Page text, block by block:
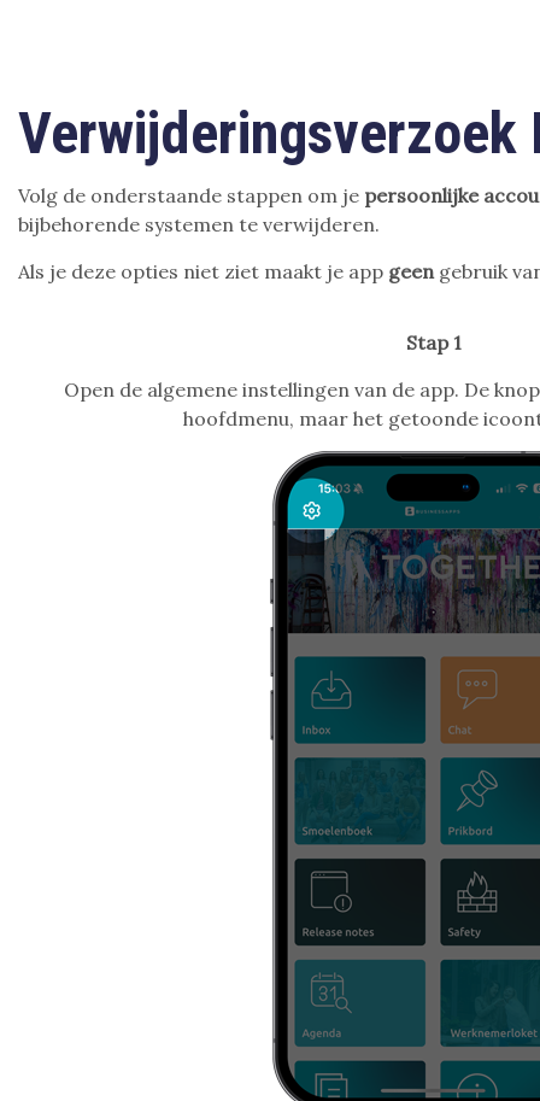
Verwijderingsverzoek
Volg de onderstaande stappen om je persoonlijke
bijbehorende systemen te verwijderen.
Als je deze opties niet ziet maakt je app geen gebruik
Stap 1
Open de algemene instellingen van de app. De
hoofdmenu, maar het getoonde